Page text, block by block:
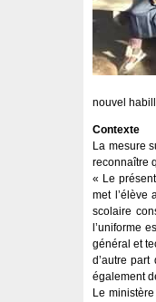
nouvel
Contexte
La mesure
reconnaître
« Le
met l’élève
scolaire
l’uniforme
général et
d’autre
également
Le